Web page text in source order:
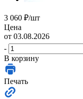
3 060 ₽/шт
Цена
от 03.08.2026
-
В корзину
Печать